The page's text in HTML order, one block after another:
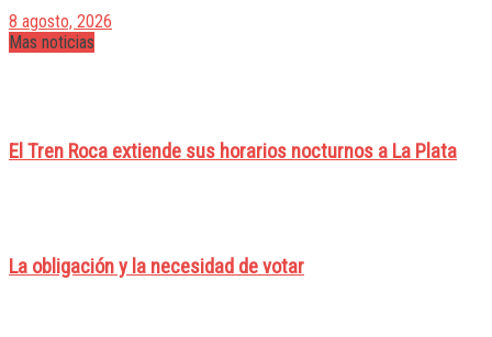
8 agosto, 2026
Mas noticias
El Tren Roca extiende sus horarios nocturnos a La Plata
La obligación y la necesidad de votar